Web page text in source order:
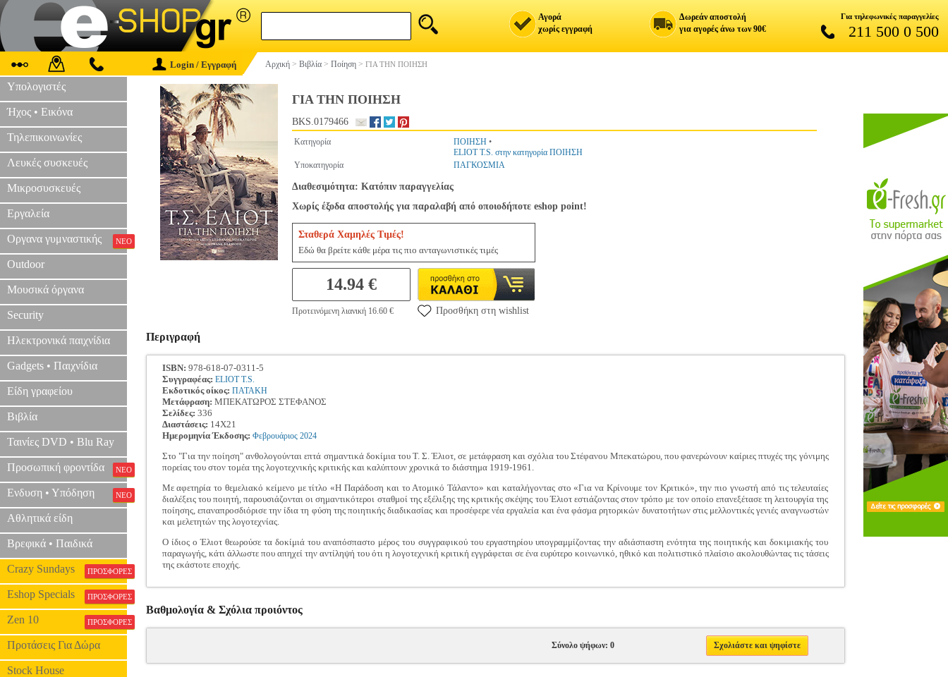
Αγορά
χωρίς εγγραφή
Δωρεάν αποστολή
για αγορές άνω των 90€
Για τηλεφωνικές παραγγελίες
211 500 0 500
Login / Εγγραφή Αρχική > Βιβλία > Ποίηση > ΓΙΑ ΤΗΝ ΠΟΙΗΣΗ
Υπολογιστές
Ήχος • Εικόνα
Τηλεπικοινωνίες
Λευκές συσκευές
Μικροσυσκευές
Εργαλεία
Οργανα γυμναστικής ΝΕΟ
Outdoor
Μουσικά όργανα
Security
Ηλεκτρονικά παιχνίδια
Gadgets • Παιχνίδια
Είδη γραφείου
Βιβλία
Ταινίες DVD • Blu Ray
Προσωπική φροντίδα ΝΕΟ
Ενδυση • Υπόδηση ΝΕΟ
Αθλητικά είδη
Βρεφικά • Παιδικά
Crazy Sundays ΠΡΟΣΦΟΡΕΣ
Eshop Specials ΠΡΟΣΦΟΡΕΣ
Zen 10 ΠΡΟΣΦΟΡΕΣ
Προτάσεις Για Δώρα
Stock House
ΓΙΑ ΤΗΝ ΠΟΙΗΣΗ
BKS.0179466
Κατηγορία ΠΟΙΗΣΗ•
ELIOT T.S. στην κατηγορία ΠΟΙΗΣΗ
Υποκατηγορία
ΠΑΓΚΟΣΜΙΑ
Διαθεσιμότητα: Κατόπιν παραγγελίας
Χωρίς έξοδα αποστολής για παραλαβή από οποιοδήποτε eshop point!
Σταθερά Χαμηλές Τιμές!
Εδώ θα βρείτε κάθε μέρα τις πιο ανταγωνιστικές τιμές
14.94 €
Προτεινόμενη λιανική 16.60 € Προσθήκη στη wishlist
Περιγραφή
ISBN: 978-618-07-0311-5
Συγγραφέας: ELIOT T.S.
Εκδοτικός οίκος: ΠΑΤΑΚΗ
Μετάφραση: ΜΠΕΚΑΤΩΡΟΣ ΣΤΕΦΑΝΟΣ
Σελίδες: 336
Διαστάσεις: 14Χ21
Ημερομηνία Έκδοσης: Φεβρουάριος 2024
Στο "Για την ποίηση" ανθολογούνται επτά σημαντικά δοκίμια του Τ. Σ. Έλιοτ, σε μετάφραση και σχόλια του Στέφανου Μπεκατώρου, που φανερώνουν καίριες πτυχές της γόνιμης
πορείας του στον τομέα της λογοτεχνικής κριτικής και καλύπτουν χρονικά το διάστημα 1919-1961.
Με αφετηρία το θεμελιακό κείμενο με τίτλο «Η Παράδοση και το Ατομικό Τάλαντο» και καταλήγοντας στο «Για να Κρίνουμε τον Κριτικό», την πιο γνωστή από τις τελευταίες
διαλέξεις του ποιητή, παρουσιάζονται οι σημαντικότεροι σταθμοί της εξέλιξης της κριτικής σκέψης του Έλιοτ εστιάζοντας στον τρόπο με τον οποίο επανεξέτασε τη λειτουργία της
ποίησης, επαναπροσδιόρισε την ίδια τη φύση της ποιητικής διαδικασίας και προσέφερε νέα εργαλεία και ένα φάσμα ρητορικών δυνατοτήτων στις μελλοντικές γενιές αναγνωστών
και μελετητών της λογοτεχνίας.
Ο ίδιος ο Έλιοτ θεωρούσε τα δοκίμιά του αναπόσπαστο μέρος του συγγραφικού του εργαστηρίου υπογραμμίζοντας την αδιάσπαστη ενότητα της ποιητικής και δοκιμιακής του
παραγωγής, κάτι άλλωστε που απηχεί την αντίληψή του ότι η λογοτεχνική κριτική εγγράφεται σε ένα ευρύτερο κοινωνικό, ηθικό και πολιτιστικό πλαίσιο ακολουθώντας τις τάσεις
της εκάστοτε εποχής.
Βαθμολογία & Σχόλια προιόντος
Σύνολο ψήφων: 0 Σχολιάστε και ψηφίστε